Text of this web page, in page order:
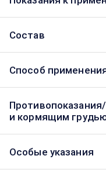
Состав
Способ
и кормящим
Особые указания